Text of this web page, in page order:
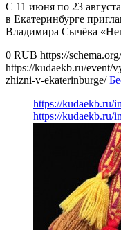
С 11 июня по 23
в Екатеринбурге
Владимира Сычёва
0 RUB https://
https://kudaekb.ru/event/
zhizni-v-ekaterinburge/
https://kudaekb.ru/
https://kudaekb.ru/